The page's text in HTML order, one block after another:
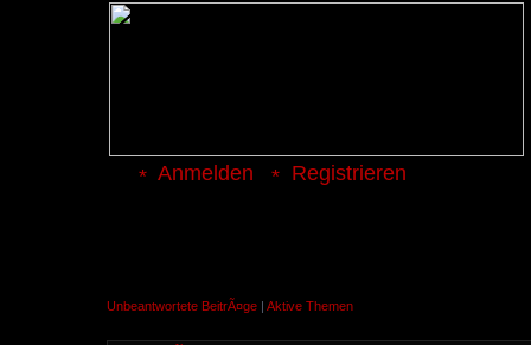
Anmelden Registrieren
Unbeantwortete BeitrÃ¤ge | Aktive Themen